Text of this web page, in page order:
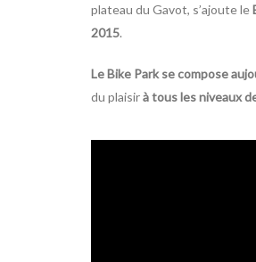
plateau du Gavot, s’ajoute le
2015.
Le Bike Park se compose
du plaisirà tous les niveaux